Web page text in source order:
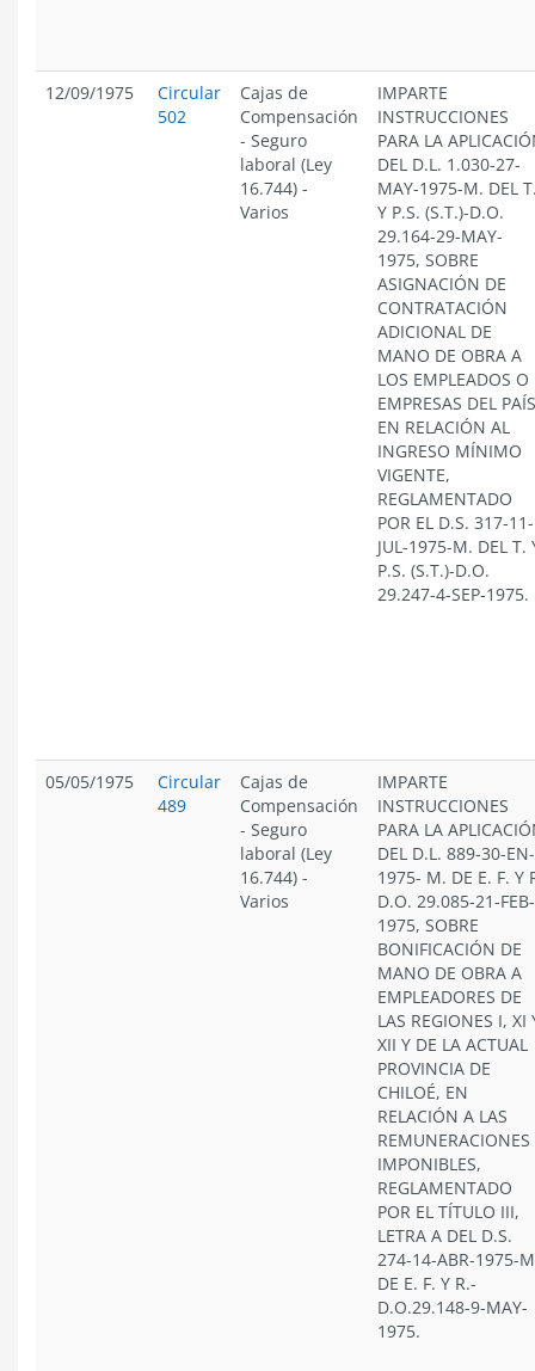
12/09/1975
Circular
502
Cajas de
Compensación
- Seguro
laboral (Ley
16.744) -
Varios
IMPARTE
INSTRUCCIONES
PARA LA
DEL D.L. 1.030-27-
MAY-1975-M. DEL
Y P.S. (S.T.)-D.O.
29.164-29-MAY-
1975, SOBRE
ASIGNACIÓN DE
CONTRATACIÓN
ADICIONAL DE
MANO DE OBRA A
LOS EMPLEADOS O
EMPRESAS DEL
EN RELACIÓN AL
INGRESO MÍNIMO
VIGENTE,
REGLAMENTADO
POR EL D.S. 317-11-
JUL-1975-M. DEL T.
P.S. (S.T.)-D.O.
29.247-4-SEP-1975.
05/05/1975
Circular
489
Cajas de
Compensación
- Seguro
laboral (Ley
16.744) -
Varios
IMPARTE
INSTRUCCIONES
PARA LA
DEL D.L. 889-30-EN-
1975- M. DE E. F. Y
D.O. 29.085-21-FEB-
1975, SOBRE
BONIFICACIÓN DE
MANO DE OBRA A
EMPLEADORES DE
LAS REGIONES I, XI
XII Y DE LA ACTUAL
PROVINCIA DE
CHILOÉ, EN
RELACIÓN A LAS
REMUNERACIONES
IMPONIBLES,
REGLAMENTADO
POR EL TÍTULO III,
LETRA A DEL D.S.
274-14-ABR-1975-
DE E. F. Y R.-
D.O.29.148-9-MAY-
1975.